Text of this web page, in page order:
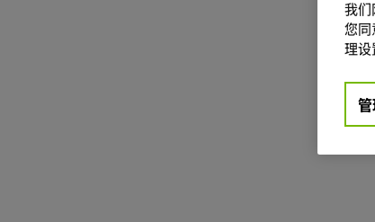
我们
您同
理设